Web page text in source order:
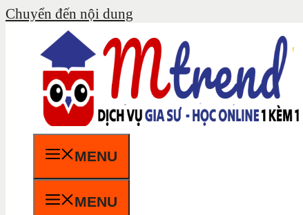
Chuyển đến nội dung
MENU
MENU